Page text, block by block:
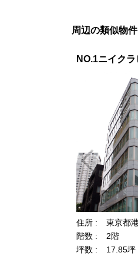
周辺の類似物件